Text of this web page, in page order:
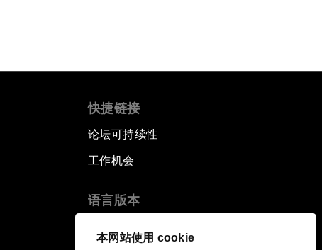
本网站使用 cookie
快捷链接
论坛可持续性
工作机会
语言版本